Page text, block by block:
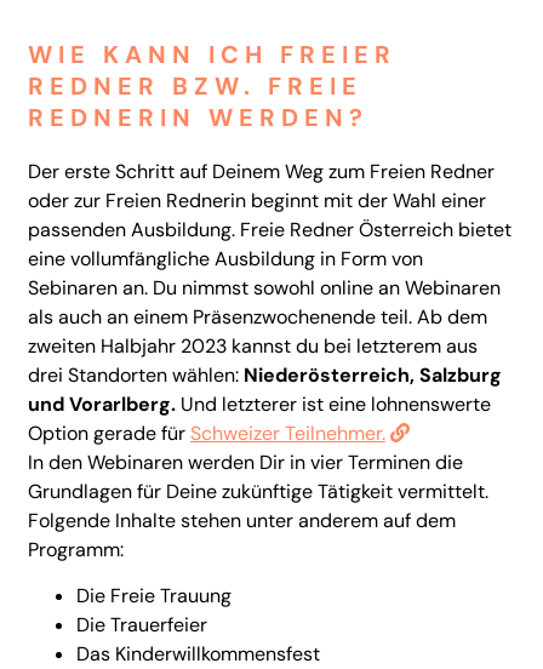
WIE KANN ICH FREIER
REDNER BZW. FREIE
REDNERIN WERDEN?
Der erste Schritt auf Deinem Weg zum Freien Redner
oder zur Freien Rednerin beginnt mit der Wahl einer
passenden Ausbildung. Freie Redner Österreich bietet
eine vollumfängliche Ausbildung in Form von
Sebinaren an. Du nimmst sowohl online an Webinaren
als auch an einem Präsenzwochenende teil. Ab dem
zweiten Halbjahr 2023 kannst du bei letzterem aus
drei Standorten wählen: Niederösterreich, Salzburg
und Vorarlberg. Und letzterer ist eine lohnenswerte
Option gerade fürSchweizer Teilnehmer.
In den Webinaren werden Dir in vier Terminen die
Grundlagen für Deine zukünftige Tätigkeit vermittelt.
Folgende Inhalte stehen unter anderem auf dem
Programm:
Die Freie Trauung
Die Trauerfeier
Das Kinderwillkommensfest